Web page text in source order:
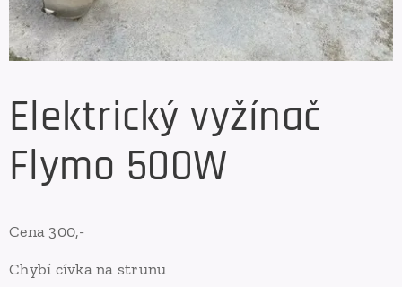
Elektrický vyžínač
Flymo 500W
Cena 300,-
Chybí cívka na strunu